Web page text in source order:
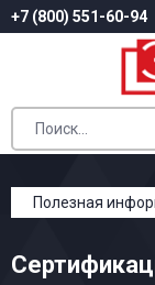
+7 (800) 551-60-94
Полезная